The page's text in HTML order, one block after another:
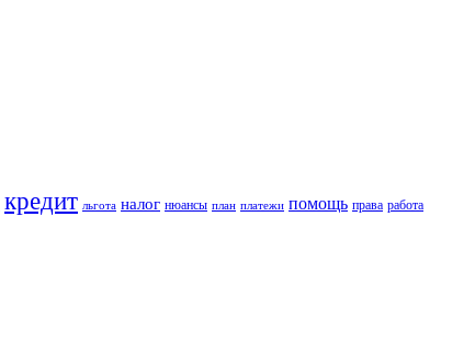
кредит льгота налог нюансы план платежи помощь права работа